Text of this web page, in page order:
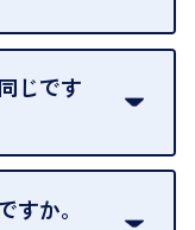
をご利用くださ
じです
め、査定した日
か。